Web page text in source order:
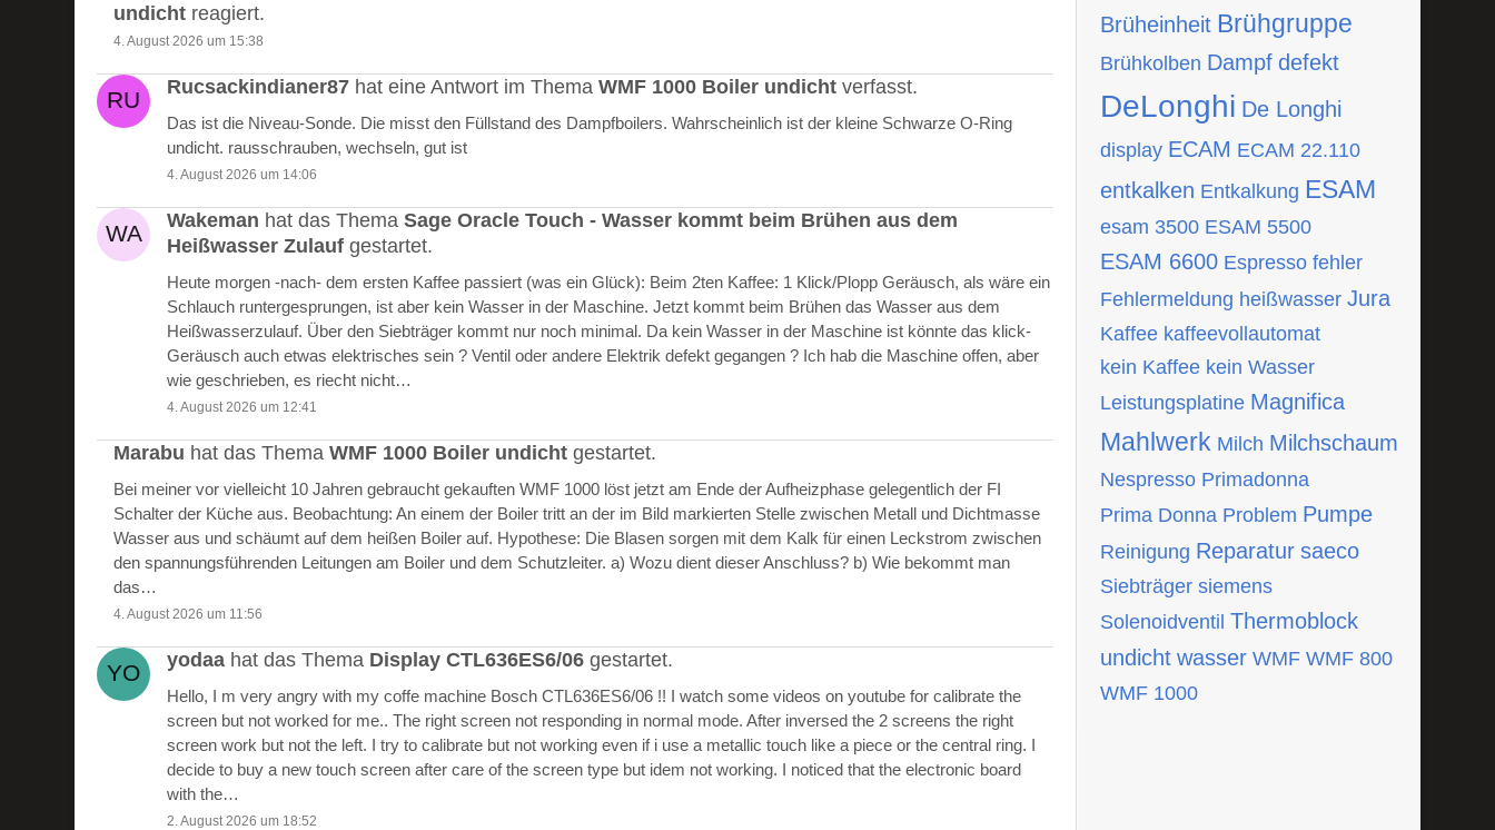
undicht reagiert.
4. August 2026 um 15:38
Rucsackindianer87 hat eine Antwort im ThemaWMF 1000 Boiler undicht verfasst.
Das ist die Niveau-Sonde. Die misst den Füllstand des Dampfboilers. Wahrscheinlich ist der kleine Schwarze O-Ring
undicht. rausschrauben, wechseln, gut ist
4. August 2026 um 14:06
Wakeman hat das ThemaSage Oracle Touch - Wasser kommt beim Brühen aus dem
Heißwasser Zulauf gestartet.
Heute morgen -nach- dem ersten Kaffee passiert (was ein Glück): Beim 2ten Kaffee: 1 Klick/Plopp Geräusch, als wäre ein
Schlauch runtergesprungen, ist aber kein Wasser in der Maschine. Jetzt kommt beim Brühen das Wasser aus dem
Heißwasserzulauf. Über den Siebträger kommt nur noch minimal. Da kein Wasser in der Maschine ist könnte das klick-
Geräusch auch etwas elektrisches sein ? Ventil oder andere Elektrik defekt gegangen ? Ich hab die Maschine offen, aber
wie geschrieben, es riecht nicht…
4. August 2026 um 12:41
Marabu hat das ThemaWMF 1000 Boiler undicht gestartet.
Bei meiner vor vielleicht 10 Jahren gebraucht gekauften WMF 1000 löst jetzt am Ende der Aufheizphase gelegentlich der FI
Schalter der Küche aus. Beobachtung: An einem der Boiler tritt an der im Bild markierten Stelle zwischen Metall und Dichtmasse
Wasser aus und schäumt auf dem heißen Boiler auf. Hypothese: Die Blasen sorgen mit dem Kalk für einen Leckstrom zwischen
den spannungsführenden Leitungen am Boiler und dem Schutzleiter. a) Wozu dient dieser Anschluss? b) Wie bekommt man
das…
4. August 2026 um 11:56
yodaa hat das Thema Display CTL636ES6/06 gestartet.
Hello, I m very angry with my coffe machine Bosch CTL636ES6/06 !! I watch some videos on youtube for calibrate the
screen but not worked for me.. The right screen not responding in normal mode. After inversed the 2 screens the right
screen work but not the left. I try to calibrate but not working even if i use a metallic touch like a piece or the central ring. I
decide to buy a new touch screen after care of the screen type but idem not working. I noticed that the electronic board
with the…
2. August 2026 um 18:52
Brüheinheit Brühgruppe
Brühkolben Dampf defekt
DeLonghi De Longhi
display ECAM ECAM 22.110
entkalken Entkalkung ESAM
esam 3500 ESAM 5500
ESAM 6600 Espresso fehler
Fehlermeldung heißwasser Jura
Kaffee kaffeevollautomat
kein Kaffee kein Wasser
Leistungsplatine Magnifica
Mahlwerk Milch Milchschaum
Nespresso Primadonna
Prima Donna Problem Pumpe
Reinigung Reparatur saeco
Siebträger siemens
Solenoidventil Thermoblock
undicht wasser WMF WMF 800
WMF 1000